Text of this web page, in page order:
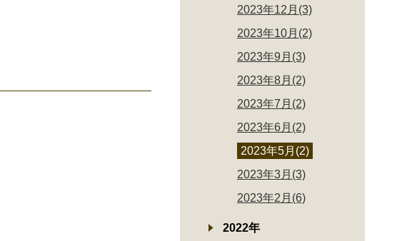
2023年12月(3)
2023年10月(2)
2023年9月(3)
2023年8月(2)
2023年7月(2)
2023年6月(2)
2023年5月(2)
2023年3月(3)
2023年2月(6)
2022年